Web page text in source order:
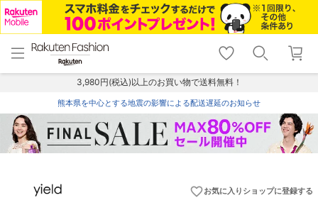
menu home
トップ
shopping_cart lock_outline
ログイン
3,980円(税込)以上のお買い物で送料無料！
熊本県を中心とする地震の影響による配送遅延のお知らせ
favorite_borderお気に入りショップに登録する